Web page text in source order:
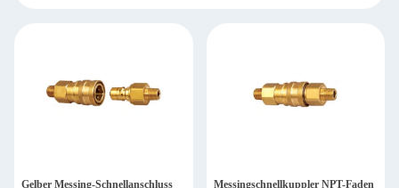
Gelber Messing-Schnellanschluss
Messingschnellkuppler NPT-Faden